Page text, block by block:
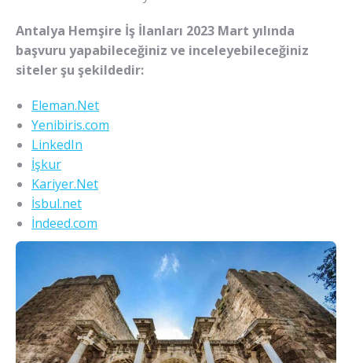
Antalya Hemşire İş İlanları 2023 Mart yılında
başvuru yapabileceğiniz ve inceleyebileceğiniz
siteler şu şekildedir:
Eleman.Net
Yenibiris.com
LinkedIn
İşkur
Kariyer.Net
İsbul.net
İndeed.com